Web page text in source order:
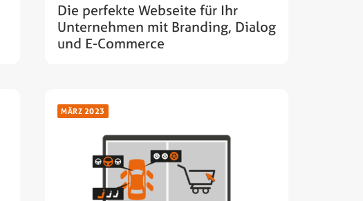
Die perfekte Webseite für Ihr
Unternehmen mit Branding, Dialog
und E-Commerce
MÄRZ 2023